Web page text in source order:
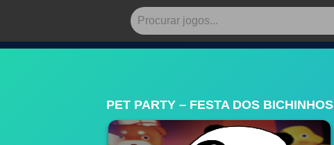
PET PARTY – FESTA DOS BICHINHOS